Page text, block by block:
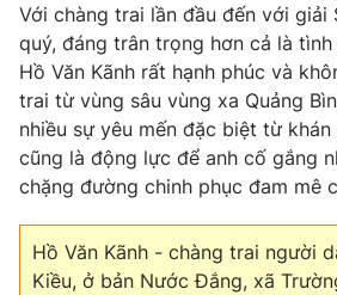
Với chàng trai lần đầu đến với giải
quý, đáng trân trọng hơn cả là
Hồ Văn Kãnh rất hạnh phúc và
trai từ vùng sâu vùng xa Quảng
nhiều sự yêu mến đặc biệt từ
cũng là động lực để anh cố gắng
chặng đường chinh phục đam mê
Hồ Văn Kãnh - chàng trai người
Kiều, ở bản Nước Đắng, xã